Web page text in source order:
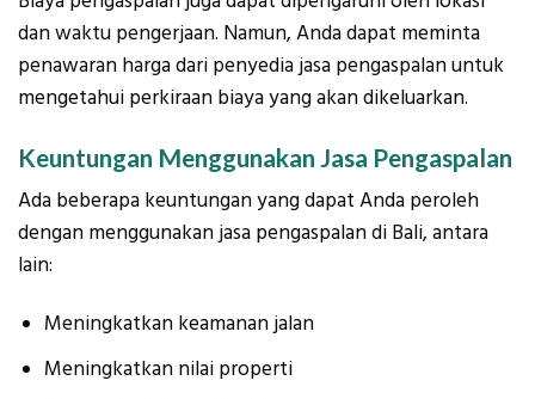
dan waktu pengerjaan. Namun, Anda dapat meminta
penawaran harga dari penyedia jasa pengaspalan untuk
mengetahui perkiraan biaya yang akan dikeluarkan.
Keuntungan Menggunakan Jasa Pengaspalan
Ada beberapa keuntungan yang dapat Anda peroleh
dengan menggunakan jasa pengaspalan di Bali, antara
lain:
Meningkatkan keamanan jalan
Meningkatkan nilai properti